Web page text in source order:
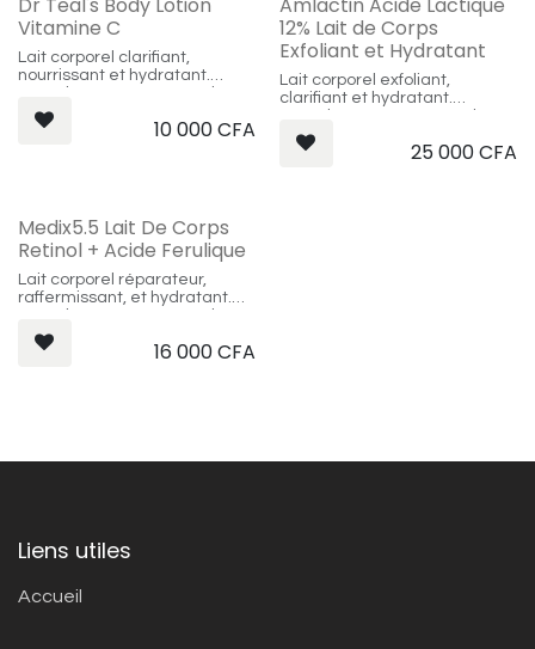
Dr Teal's Body Lotion
Vitamine C
Lait corporel clarifiant,
nourrissant et hydratant.
peau
Contenance: 532ml10 000CFA
Amlactin Acide Lactique
12% Lait de Corps
Exfoliant et Hydratant
Lait corporel exfoliant,
clarifiant et hydratant.
peau
25 000CFA
Medix5.5 Lait De Corps
Retinol + Acide Ferulique
Lait corporel réparateur,
raffermissant, et hydratant.
peau
Contenance: 444ml16 000CFA
Liens utiles
Accueil